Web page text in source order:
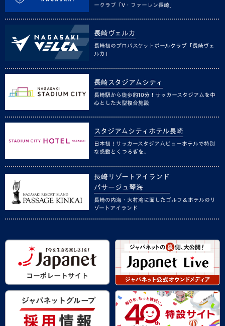
ークラブ「V・ファーレン長崎」
長崎ヴェルカ
長崎初のプロバスケットボールクラブ「長崎ヴェ
ルカ」
長崎スタジアムシティ
長崎駅から徒歩約10分！サッカースタジアムを中
心とした大型複合施設
スタジアムシティホテル長崎
日本初！サッカースタジアムビューホテルで特別
な感動とくつろぎを。
長崎リゾートアイランド
パサージュ琴海
長崎の内海・大村湾に面したゴルフ＆ホテルのリ
ゾートアイランド